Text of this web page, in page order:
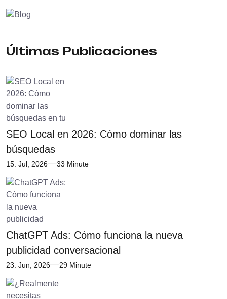
Últimas Publicaciones
SEO Local en 2026: Cómo dominar las
búsquedas
15. Jul, 2026 33 Minute
ChatGPT Ads: Cómo funciona la nueva
publicidad conversacional
23. Jun, 2026 29 Minute